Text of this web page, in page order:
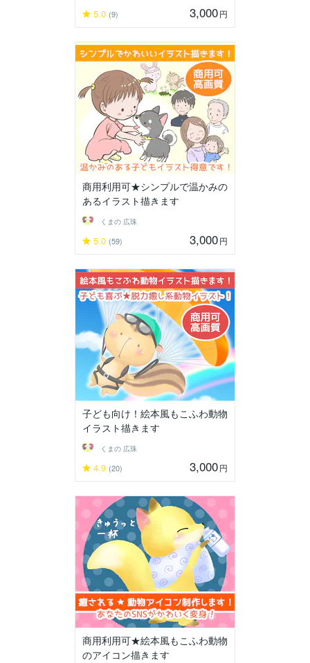
5.0 (9) 3,000円
商用利用可★シンプルで温かみの
あるイラスト描きます
くまの 広珠
5.0 (59) 3,000円
子ども向け！絵本風もこふわ動物
イラスト描きます
くまの 広珠
4.9 (20) 3,000円
商用利用可★絵本風もこふわ動物
のアイコン描きます